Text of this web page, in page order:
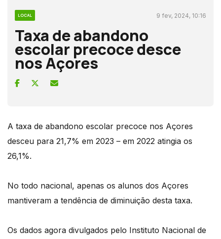
LOCAL 9 fev, 2024, 10:16
Taxa de abandono
escolar precoce desce
nos Açores
A taxa de abandono escolar precoce nos Açores
desceu para 21,7% em 2023 – em 2022 atingia os
26,1%.
No todo nacional, apenas os alunos dos Açores
mantiveram a tendência de diminuição desta taxa.
Os dados agora divulgados pelo Instituto Nacional de